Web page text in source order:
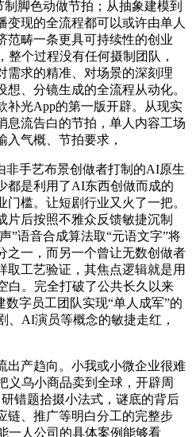
脚色动做节拍；从抽象建模到
变现的全流程都可以或许由单人
范畴一条更具可持续性的创业
个过程没有任何摄制团队，
需求的精准、对场景的深刻理
、分镜生成的全流程从动化。
补光App的第一版开辟。从现实
息流告白的节拍，单人内容工场
入气概、节拍要求，
手艺布景创做者打制的AI原生
都是利用了AI东西创做而成的
槛。让短剧行业又火了一把。
片后按照不雅众反馈敏捷沉制
”语音合成算法取“元语文字”将
之一，而另一个曾让无数创做者
工艺验证，其焦点逻辑就是用
白。完全打破了公共长久以来
数字员工团队实现“单人成军”的
AI演员等概念的敏捷走红，
产趋向。小我或小微企业很难
义乌小商品卖到全球，开辟周
错题拾掇小法式，谜底的背后
链、推广等明白分工的完整步
一人公司的具体案例能够看